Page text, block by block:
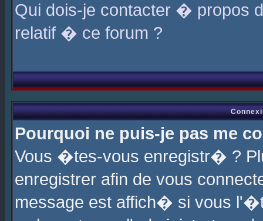
Qui dois-je contacter � propos
relatif � ce forum ?
Pourquoi ne puis-je pas me
Vous �tes-vous enregistr� ?
enregistrer afin de vous
message est affich� si vous